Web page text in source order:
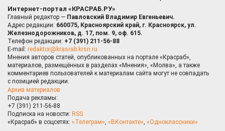
Интернет-портал «КРАСРАБ.РУ»
Главный редактор — Павловский Владимир Евгеньевич.
Адрес редакции: 660075, Красноярский край, г. Красноярск, ул.
Железнодорожников, д. 17, пом. 9, оф. 615.
Телефон редакции: +7 (391) 211-56-88
E-mail: redaktor@krasrab.krsn.ru
Мнения авторов статей, опубликованных на портале «Красраб»,
материалов, размещённых в разделах «Мнения», «Молва», а также
комментариев пользователей к материалам сайта могут не совпадать
с позицией редакции.
Архив материалов
Подача рекламы:
+7 (391) 211-56-88
Подписка на новости: RSS
«Красраб» в соцсетях: «Телеграм», «ВКонтакте», «Одноклассники»